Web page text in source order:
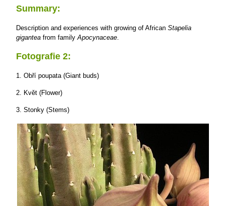
Summary:
Description and experiences with growing of African Stapelia
gigantea from familyApocynaceae.
Fotografie 2:
1. Obří poupata (Giant buds)
2. Květ (Flower)
3. Stonky (Stems)